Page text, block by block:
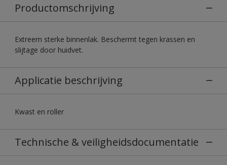
Productomschrijving
Extreem sterke binnenlak. Beschermt tegen krassen en
slijtage door huidvet.
Applicatie beschrijving
Kwast en roller
Technische & veiligheidsdocumentatie